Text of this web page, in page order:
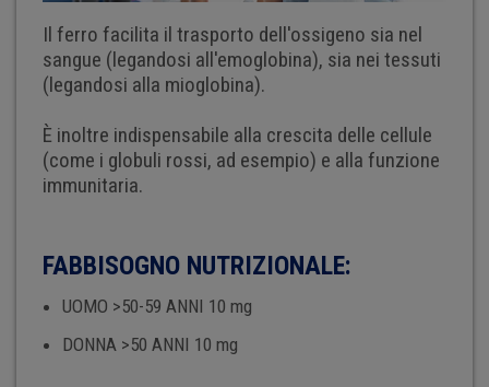
Il ferro facilita il trasporto dell'ossigeno sia nel
sangue (legandosi all'emoglobina), sia nei tessuti
(legandosi alla mioglobina).
È inoltre indispensabile alla crescita delle cellule
(come i globuli rossi, ad esempio) e alla funzione
immunitaria.
FABBISOGNO NUTRIZIONALE:
UOMO >50-59 ANNI 10 mg
DONNA >50 ANNI 10 mg